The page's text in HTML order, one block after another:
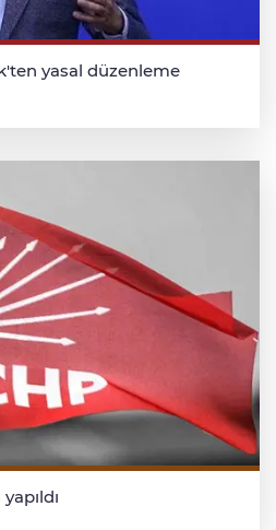
yasal düzenleme